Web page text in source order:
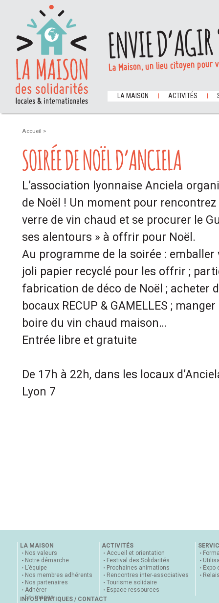
ENVIE
La Maison, un lieu citoyen
LA MAISON ACTIVITÉS
Accueil >
SOIRÉE DE NOËL D’ANCIELA
L’association lyonnaise Anciela
de Noël ! Un moment pour
verre de vin chaud et se procurer le
ses alentours » à offrir pour Noël.
Au programme de la soirée :
joli papier recyclé pour les offrir ;
fabrication de déco de Noël ; acheter
bocaux RECUP & GAMELLES ;
boire du vin chaud maison…
Entrée libre et gratuite
De 17h à 22h, dans les locaux
Lyon 7
LA MAISON
Nos valeurs
Notre démarche
L’équipe
Nos membres adhérents
Nos partenaires
Adhérer
En images
ACTIVITÉS
Accueil et orientation
Festival des Solidarités
Prochaines animations
Rencontres inter-associatives
Tourisme solidaire
Espace ressources
Expo
INFOS PRATIQUES / CONTACT